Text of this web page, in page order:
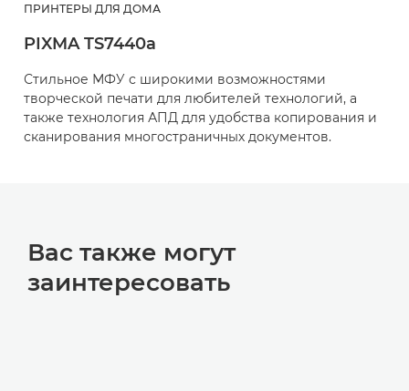
ПРИНТЕРЫ ДЛЯ ДОМА
PIXMA TS7440a
Стильное МФУ с широкими возможностями
творческой печати для любителей технологий, а
также технология АПД для удобства копирования и
сканирования многостраничных документов.
Вас также могут
заинтересовать